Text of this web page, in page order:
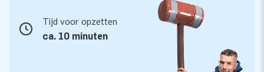
Tijd voor opzetten
ca. 10 minuten